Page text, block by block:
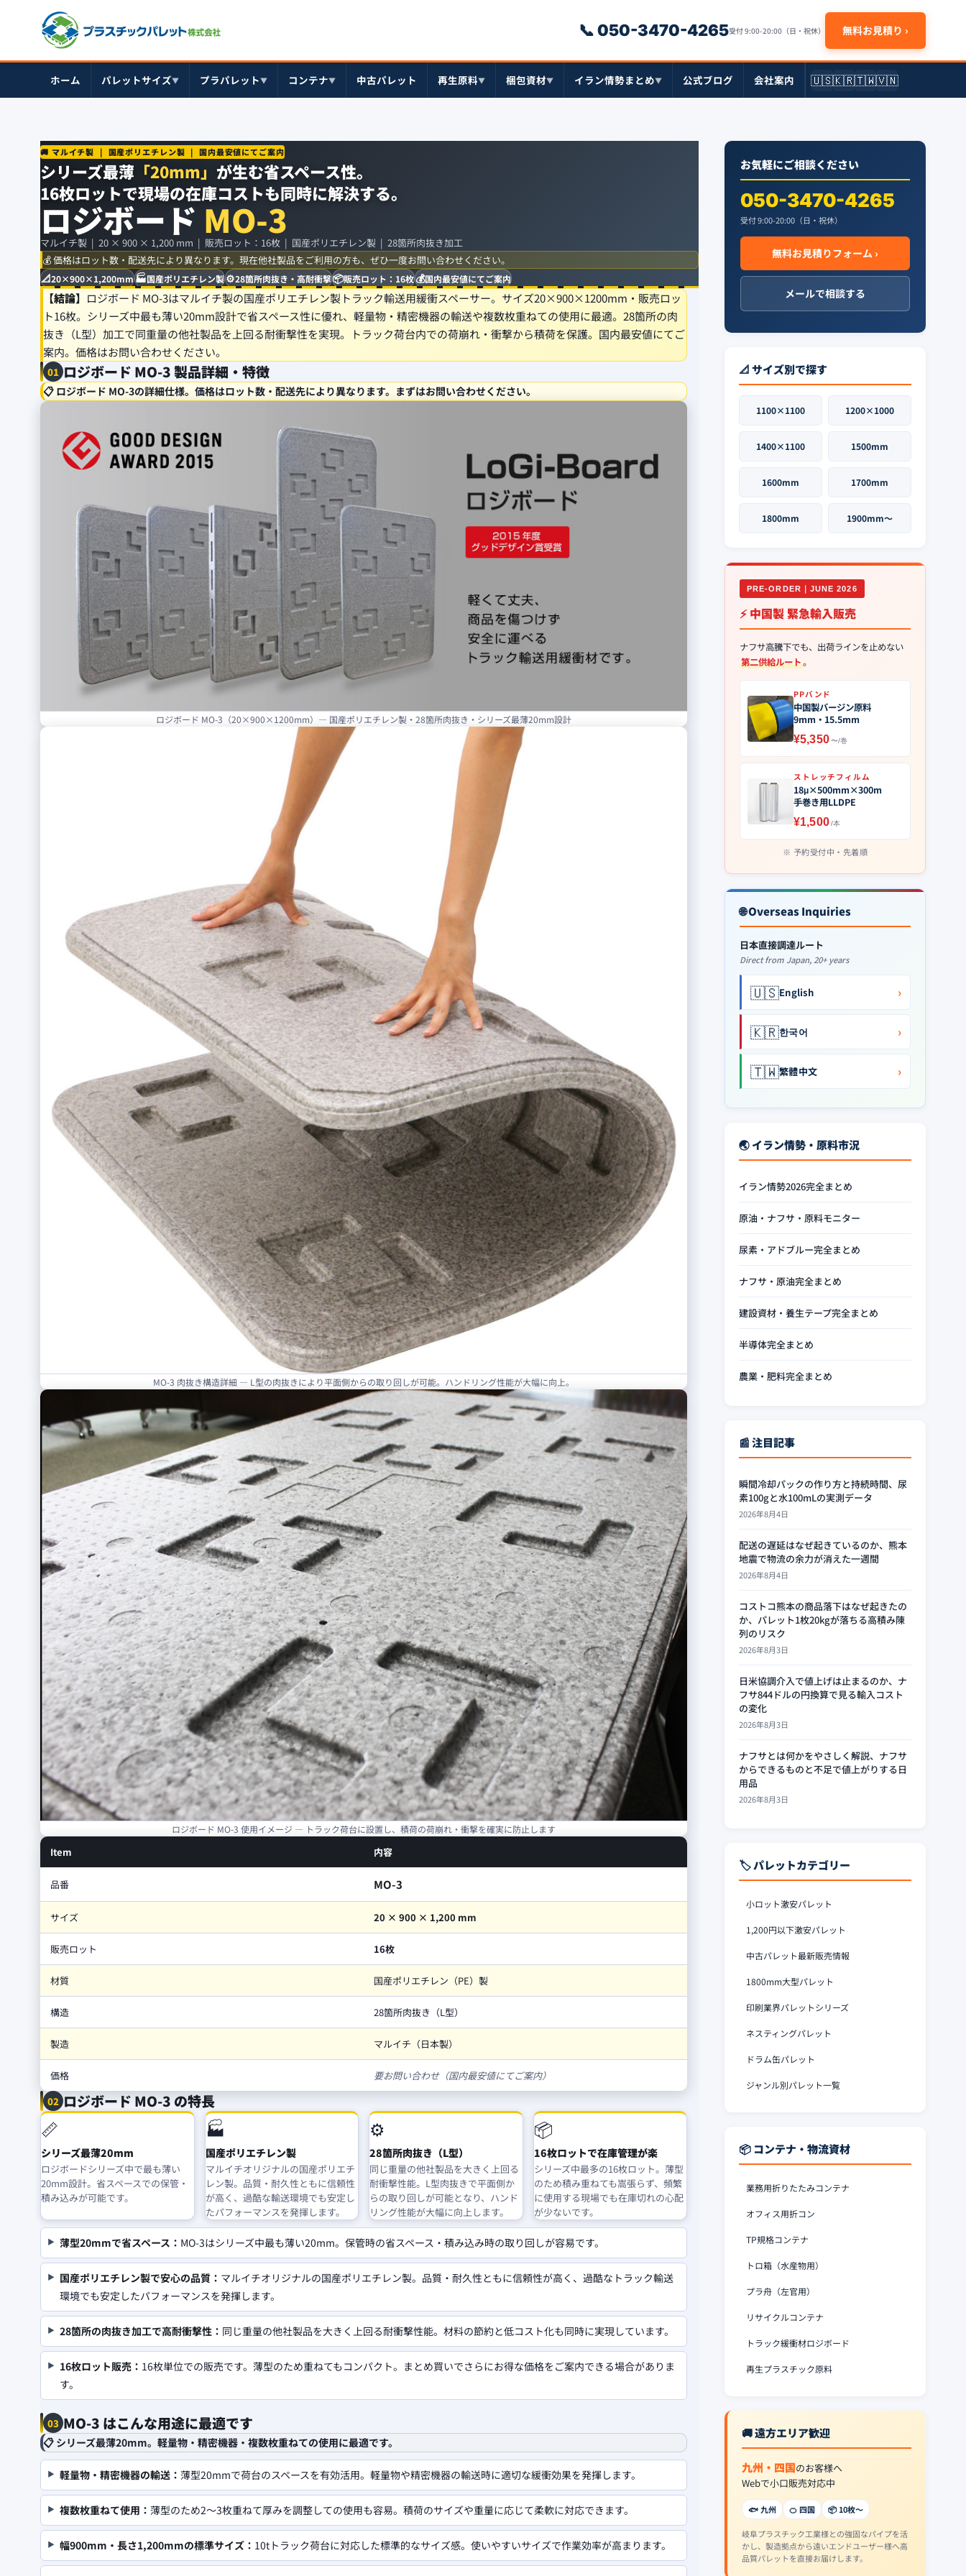
📞 050-3470-4265受付 9:00-20:00（日・祝休） 無料お見積り ›
ホーム パレットサイズ▼ プラパレット▼ コンテナ▼ 中古パレット 再生原料▼ 梱包資材▼ イラン情勢まとめ▼ 公式ブログ 会社案内 🇺🇸🇰🇷🇹🇼🇻🇳
🚚 マルイチ製 | 国産ポリエチレン製 | 国内最安値にてご案内
シリーズ最薄 「20mm」 が生む省スペース性。
16枚ロットで現場の在庫コストも同時に解決する。
ロジボード MO-3
マルイチ製 | 20 × 900 × 1,200 mm | 販売ロット：16枚 | 国産ポリエチレン製 | 28箇所肉抜き加工
💰 価格はロット数・配送先により異なります。現在他社製品をご利用の方も、ぜひ一度お問い合わせください。
📐20×900×1,200mm🏭国産ポリエチレン製⚙️28箇所肉抜き・高耐衝撃📦販売ロット：16枚💰国内最安値にてご案内
【結論】 ロジボード MO-3はマルイチ製の国産ポリエチレン製トラック輸送用緩衝スペーサー。サイズ20×900×1200mm・販売ロッ
ト16枚。シリーズ中最も薄い20mm設計で省スペース性に優れ、軽量物・精密機器の輸送や複数枚重ねての使用に最適。28箇所の肉
抜き（L型）加工で同重量の他社製品を上回る耐衝撃性を実現。トラック荷台内での荷崩れ・衝撃から積荷を保護。国内最安値にてご
案内。価格はお問い合わせください。
01 ロジボード MO-3 製品詳細・特徴
📋 ロジボード MO-3の詳細仕様。価格はロット数・配送先により異なります。まずはお問い合わせください。
ロジボード MO-3（20×900×1200mm）— 国産ポリエチレン製・28箇所肉抜き・シリーズ最薄20mm設計
MO-3 肉抜き構造詳細 — L型の肉抜きにより平面側からの取り回しが可能。ハンドリング性能が大幅に向上。
ロジボード MO-3 使用イメージ — トラック荷台に設置し、積荷の荷崩れ・衝撃を確実に防止します
Item 内容
品番 MO-3
サイズ 20 × 900 × 1,200 mm
販売ロット 16枚
材質 国産ポリエチレン（PE）製
構造 28箇所肉抜き（L型）
製造 マルイチ（日本製）
価格
要お問い合わせ（国内最安値にてご案内）
02 ロジボード MO-3 の特長
📏
シリーズ最薄20mm
ロジボードシリーズ中で最も薄い
20mm設計。省スペースでの保管・
積み込みが可能です。
🏭
国産ポリエチレン製
マルイチオリジナルの国産ポリエチ
レン製。品質・耐久性ともに信頼性
が高く、過酷な輸送環境でも安定し
たパフォーマンスを発揮します。
⚙️
28箇所肉抜き（L型）
同じ重量の他社製品を大きく上回る
耐衝撃性能。L型肉抜きで平面側か
らの取り回しが可能となり、ハンド
リング性能が大幅に向上します。
📦
16枚ロットで在庫管理が楽
シリーズ中最多の16枚ロット。薄型
のため積み重ねても嵩張らず、頻繁
に使用する現場でも在庫切れの心配
が少ないです。
薄型20mmで省スペース： MO-3はシリーズ中最も薄い20mm。保管時の省スペース・積み込み時の取り回しが容易です。
国産ポリエチレン製で安心の品質： マルイチオリジナルの国産ポリエチレン製。品質・耐久性ともに信頼性が高く、過酷なトラック輸送
環境でも安定したパフォーマンスを発揮します。
28箇所の肉抜き加工で高耐衝撃性： 同じ重量の他社製品を大きく上回る耐衝撃性能。材料の節約と低コスト化も同時に実現しています。
16枚ロット販売： 16枚単位での販売です。薄型のため重ねてもコンパクト。まとめ買いでさらにお得な価格をご案内できる場合がありま
す。
03 MO-3 はこんな用途に最適です
📋 シリーズ最薄20mm。軽量物・精密機器・複数枚重ねての使用に最適です。
軽量物・精密機器の輸送： 薄型20mmで荷台のスペースを有効活用。軽量物や精密機器の輸送時に適切な緩衝効果を発揮します。
複数枚重ねて使用： 薄型のため2〜3枚重ねて厚みを調整しての使用も容易。積荷のサイズや重量に応じて柔軟に対応できます。
幅900mm・長さ1,200mmの標準サイズ： 10tトラック荷台に対応した標準的なサイズ感。使いやすいサイズで作業効率が高まります。
お気軽にご相談ください
050-3470-4265
受付 9:00-20:00（日・祝休）
無料お見積りフォーム ›
メールで相談する
📐 サイズ別で探す
1100×1100 1200×1000
1400×1100 1500mm
1600mm 1700mm
1800mm 1900mm〜
PRE-ORDER｜JUNE 2026
⚡ 中国製 緊急輸入販売
ナフサ高騰下でも、出荷ラインを止めない
第二供給ルート。
PPバンド
中国製バージン原料
9mm・15.5mm
¥5,350〜/巻
ストレッチフィルム
18μ×500mm×300m
手巻き用LLDPE
¥1,500/本
予約受付中・先着順
🌐 Overseas Inquiries
日本直接調達ルート
Direct from Japan, 20+ years
🇺🇸English ›
🇰🇷한국어 ›
🇹🇼繁體中文 ›
🌏 イラン情勢・原料市況
イラン情勢2026完全まとめ
原油・ナフサ・原料モニター
尿素・アドブルー完全まとめ
ナフサ・原油完全まとめ
建設資材・養生テープ完全まとめ
半導体完全まとめ
農業・肥料完全まとめ
📰 注目記事
瞬間冷却パックの作り方と持続時間、尿
素100gと水100mLの実測データ
2026年8月4日
配送の遅延はなぜ起きているのか、熊本
地震で物流の余力が消えた一週間
2026年8月4日
コストコ熊本の商品落下はなぜ起きたの
か、パレット1枚20kgが落ちる高積み陳
列のリスク
2026年8月3日
日米協調介入で値上げは止まるのか、ナ
フサ844ドルの円換算で見る輸入コスト
の変化
2026年8月3日
ナフサとは何かをやさしく解説、ナフサ
からできるものと不足で値上がりする日
用品
2026年8月3日
🏷️ パレットカテゴリー
小ロット激安パレット
1,200円以下激安パレット
中古パレット最新販売情報
1800mm大型パレット
印刷業界パレットシリーズ
ネスティングパレット
ドラム缶パレット
ジャンル別パレット一覧
📦 コンテナ・物流資材
業務用折りたたみコンテナ
オフィス用折コン
TP規格コンテナ
トロ箱（水産物用）
プラ舟（左官用）
リサイクルコンテナ
トラック緩衝材ロジボード
再生プラスチック原料
🚚 遠方エリア歓迎
九州・四国のお客様へ
Webで小口販売対応中
🐟 九州 🍊 四国 📦 10枚〜
岐阜プラスチック工業様との強固なパイプを活
かし、製造拠点から遠いエンドユーザー様へ高
品質パレットを直接お届けします。